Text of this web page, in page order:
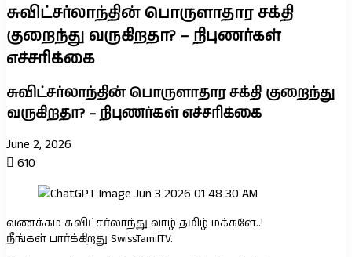
சுவிட்சர்லாந்தின் பொருளாதார சக்தி
குறைந்து வருகிறதா? – நிபுணர்கள்
எச்சரிக்கை
சுவிட்சர்லாந்தின் பொருளாதார சக்தி குறைந்து
வருகிறதா? – நிபுணர்கள் எச்சரிக்கை
June 2, 2026
610
வணக்கம் சுவிட்சர்லாந்து வாழ் தமிழ் மக்களே..!
நீங்கள் பார்க்கிறது SwissTamilTV.